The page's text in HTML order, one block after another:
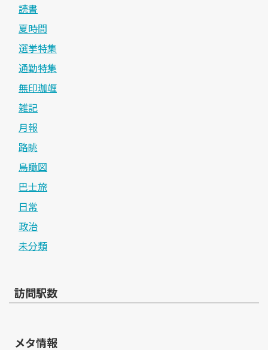
読書
夏時間
選挙特集
通勤特集
無印珈竰
雑記
月報
路眺
鳥瞰図
巴士旅
日常
政治
未分類
訪問駅数
メタ情報